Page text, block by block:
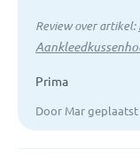
Review over artikel:
Prima
Door Mar